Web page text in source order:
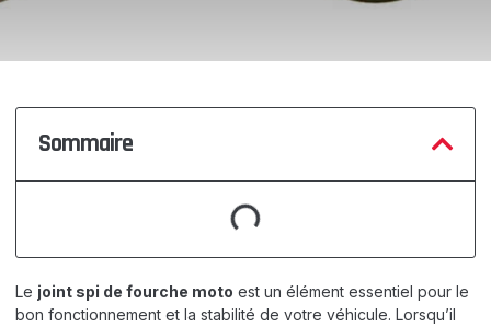
Sommaire
Le joint spi de fourche moto est un élément essentiel pour le
bon fonctionnement et la stabilité de votre véhicule. Lorsqu’il